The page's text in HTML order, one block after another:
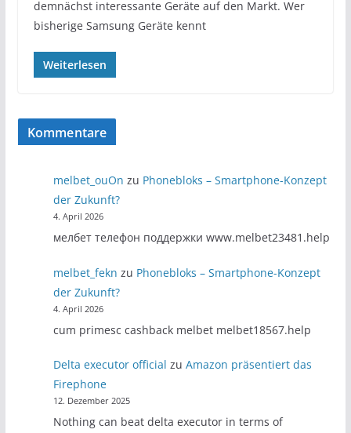
demnächst interessante Geräte auf den Markt. Wer
bisherige Samsung Geräte kennt
Weiterlesen
Kommentare
melbet_ouOn zu Phonebloks – Smartphone-Konzept
der Zukunft?
4. April 2026
мелбет телефон поддержки www.melbet23481.help
melbet_fekn zu Phonebloks – Smartphone-Konzept
der Zukunft?
4. April 2026
cum primesc cashback melbet melbet18567.help
Delta executor official zuAmazon präsentiert das
Firephone
12. Dezember 2025
Nothing can beat delta executor in terms of